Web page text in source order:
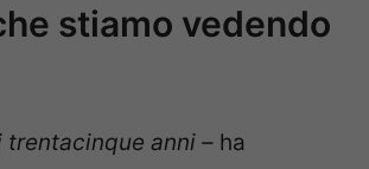
stiamo vedendo
trentacinque anni – ha